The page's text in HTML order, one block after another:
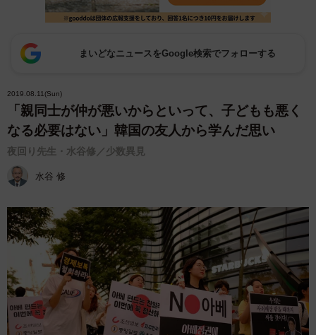
まいどなニュースをGoogle検索でフォローする
2019.08.11(Sun)
「親同士が仲が悪いからといって、子どもも悪く
なる必要はない」韓国の友人から学んだ思い
夜回り先生・水谷修／少数異見
水谷 修